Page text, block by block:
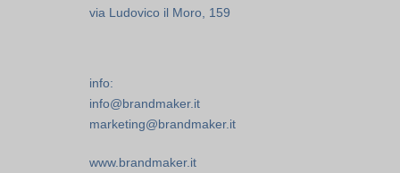
via Ludovico il Moro, 159
info:
info@brandmaker.it
marketing@brandmaker.it
www.brandmaker.it